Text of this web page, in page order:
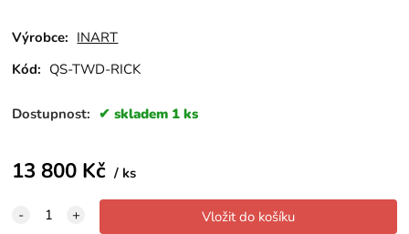
Výrobce: INART
Kód: QS-TWD-RICK
Dostupnost: skladem 1 ks
13 800 Kč ks